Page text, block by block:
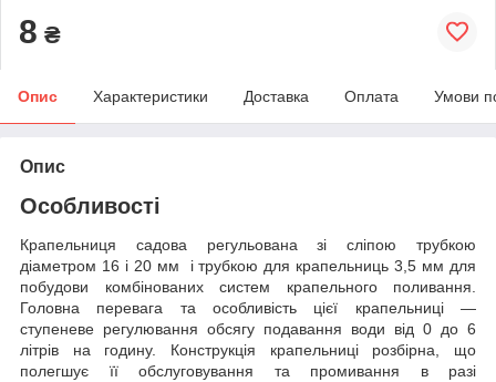
8 ₴
Опис Характеристики Доставка Оплата Умови
Опис
Особливості
Крапельниця садова регульована зі сліпою трубкою
діаметром 16 і 20 мм і трубкою для крапельниць 3,5 мм для
побудови комбінованих систем крапельного поливання.
Головна перевага та особливість цієї крапельниці —
ступеневе регулювання обсягу подавання води від 0 до 6
літрів на годину. Конструкція крапельниці розбірна, що
полегшує її обслуговування та промивання в разі